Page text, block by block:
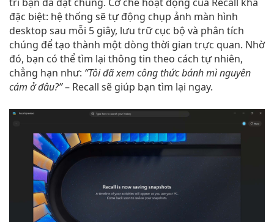
đặc biệt: hệ thống sẽ tự động chụp ảnh màn hình
desktop sau mỗi 5 giây, lưu trữ cục bộ và phân tích
chúng để tạo thành một dòng thời gian trực quan. Nhờ
đó, bạn có thể tìm lại thông tin theo cách tự nhiên,
chẳng hạn như: “Tôi đã xem công thức bánh mì nguyên
cám ở đâu?”– Recall sẽ giúp bạn tìm lại ngay.